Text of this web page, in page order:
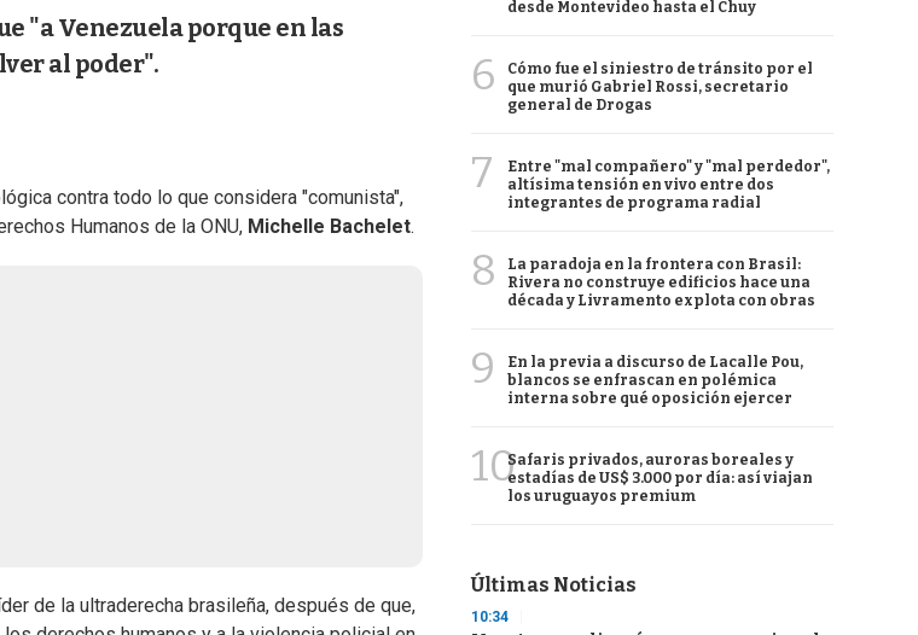
"a Venezuela porque en las
al poder".
contra todo lo que considera "comunista",
Humanos de la ONU, Michelle Bachelet.
de la ultraderecha brasileña, después de que,
desde Montevideo hasta el Chuy
6
Cómo fue el siniestro de tránsito por el
que murió Gabriel Rossi, secretario
general de Drogas
7
Entre "mal compañero" y "mal perdedor",
altísima tensión en vivo entre dos
integrantes de programa radial
8
La paradoja en la frontera con Brasil:
Rivera no construye edificios hace una
década y Livramento explota con obras
9
En la previa a discurso de Lacalle Pou,
blancos se enfrascan en polémica
interna sobre qué oposición ejercer
10Safaris privados, auroras boreales y
estadías de US$ 3.000 por día: así viajan
los uruguayos premium
Últimas Noticias
10:34